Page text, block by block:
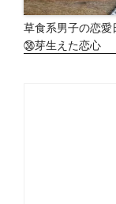
草食系男子の恋愛
㊳芽生えた恋心